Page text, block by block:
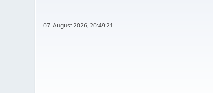
07. August 2026, 20:49:21